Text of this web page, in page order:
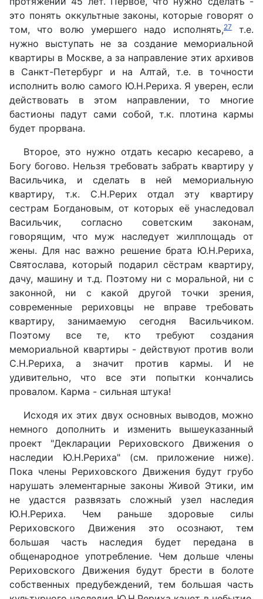
это понять оккультные законы, которые говорят о
том, что волю умершего надо исполнять,27т.е.
нужно выступать не за создание мемориальной
квартиры в Москве, а за направление этих архивов
в Санкт-Петербург и на Алтай, т.е. в точности
исполнить волю самого Ю.Н.Рериха. Я уверен, если
действовать в этом направлении, то многие
бастионы падут сами собой, т.к. плотина кармы
будет прорвана.
Второе, это нужно отдать кесарю кесарево, а
Богу богово. Нельзя требовать забрать квартиру у
Васильчика, и сделать в ней мемориальную
квартиру, т.к. С.Н.Рерих отдал эту квартиру
сестрам Богдановым, от которых её унаследовал
Васильчик, согласно советским законам,
говорящим, что муж наследует жилплощадь от
жены. Для нас важно решение брата Ю.Н.Рериха,
Святослава, который подарил сёстрам квартиру,
дачу, машину и т.д. Поэтому ни с моральной, ни с
законной, ни с какой другой точки зрения,
современные рериховцы не вправе требовать
квартиру, занимаемую сегодня Васильчиком.
Поэтому все те, кто требуют создания
мемориальной квартиры - действуют против воли
С.Н.Рериха, а значит против кармы. И не
удивительно, что все эти попытки кончались
провалом. Карма - сильная штука!
Исходя их этих двух основных выводов, можно
немного дополнить и изменить вышеуказанный
проект "Декларации Рериховского Движения о
наследии Ю.Н.Рериха" (см. приложение ниже).
Пока члены Рериховского Движения будут грубо
нарушать элементарные законы Живой Этики, им
не удастся развязать сложный узел наследия
Ю.Н.Рериха. Чем раньше здоровые силы
Рериховского Движения это осознают, тем
большая часть наследия будет передана в
общенародное употребление. Чем дольше члены
Рериховского Движения будут брести в болоте
собственных предубеждений, тем большая часть